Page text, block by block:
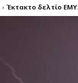
Έκτακτο δελτίο